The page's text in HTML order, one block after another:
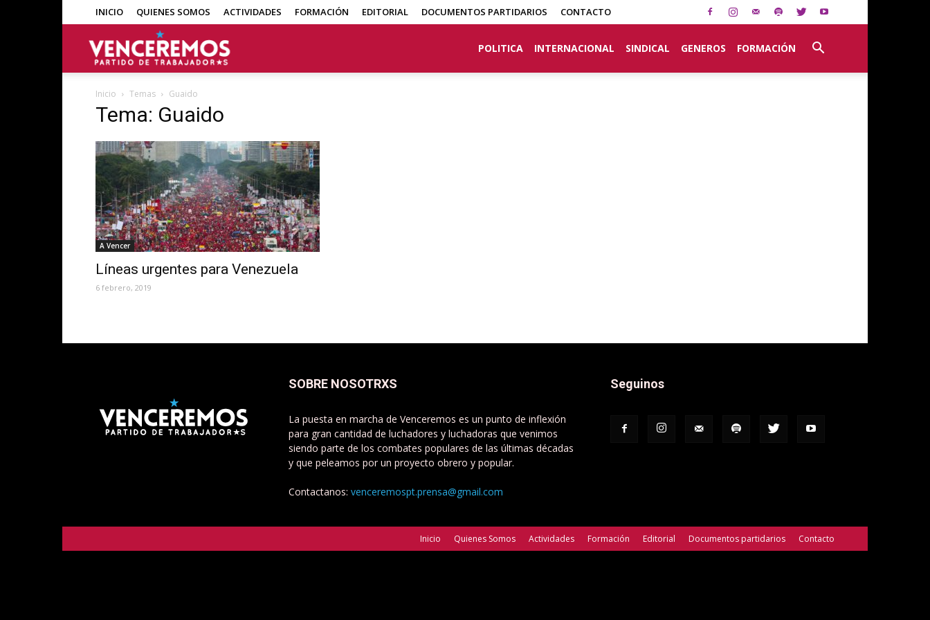
INICIO QUIENES SOMOS ACTIVIDADES FORMACIÓN EDITORIAL DOCUMENTOS PARTIDARIOS CONTACTO
POLITICA INTERNACIONAL SINDICAL GENEROS FORMACIÓN
Inicio Temas Guaido
Tema: Guaido
A Vencer
Líneas urgentes para Venezuela
6 febrero, 2019
SOBRE NOSOTRXS
La puesta en marcha de Venceremos es un punto de inflexión
para gran cantidad de luchadores y luchadoras que venimos
siendo parte de los combates populares de las últimas décadas
y que peleamos por un proyecto obrero y popular.
Contactanos: venceremospt.prensa@gmail.com
Seguinos
Inicio Quienes Somos Actividades Formación Editorial Documentos partidarios Contacto